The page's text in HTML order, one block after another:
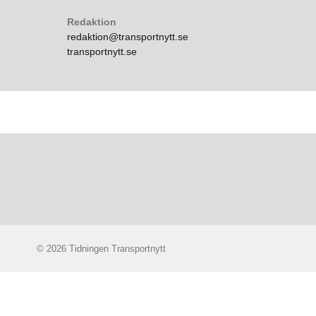
Redaktion
redaktion@transportnytt.se
transportnytt.se
© 2026 Tidningen Transportnytt